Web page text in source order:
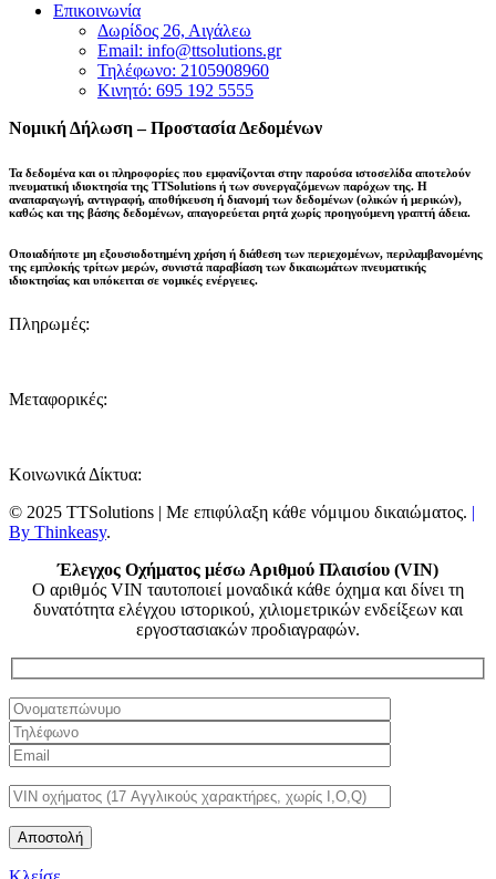
Επικοινωνία
Δωρίδος 26, Αιγάλεω
Email: info@ttsolutions.gr
Τηλέφωνο: 2105908960
Κινητό: 695 192 5555
Νομική Δήλωση – Προστασία Δεδομένων
Τα δεδομένα και οι πληροφορίες που εμφανίζονται στην παρούσα ιστοσελίδα αποτελούν
πνευματική ιδιοκτησία της TTSolutions ή των συνεργαζόμενων παρόχων της. Η
αναπαραγωγή, αντιγραφή, αποθήκευση ή διανομή των δεδομένων (ολικών ή μερικών),
καθώς και της βάσης δεδομένων, απαγορεύεται ρητά χωρίς προηγούμενη γραπτή άδεια.
Οποιαδήποτε μη εξουσιοδοτημένη χρήση ή διάθεση των περιεχομένων, περιλαμβανομένης
της εμπλοκής τρίτων μερών, συνιστά παραβίαση των δικαιωμάτων πνευματικής
ιδιοκτησίας και υπόκειται σε νομικές ενέργειες.
Πληρωμές:
Μεταφορικές:
Κοινωνικά Δίκτυα:
© 2025 TTSolutions | Με επιφύλαξη κάθε νόμιμου δικαιώματος. |
By Thinkeasy.
Έλεγχος Οχήματος μέσω Αριθμού Πλαισίου (VIN)
Ο αριθμός VIN ταυτοποιεί μοναδικά κάθε όχημα και δίνει τη
δυνατότητα ελέγχου ιστορικού, χιλιομετρικών ενδείξεων και
εργοστασιακών προδιαγραφών.